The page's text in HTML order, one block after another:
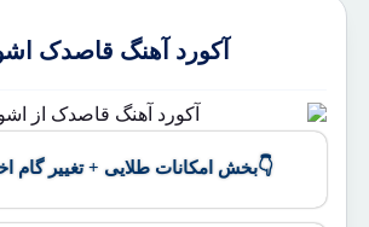
آکورد آهنگ قاصدک
👇بخش امکانات طلایی + تغییر گام